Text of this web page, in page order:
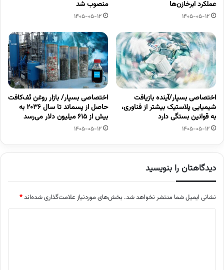
عملکرد ابرخازن‌ها
1405-05-12
منصوب شد
1405-05-12
اختصاصی بسپار/آینده بازیافت
شیمیایی پلاستیک بیشتر از فناوری،
به قوانین بستگی دارد
1405-05-12
اختصاصی بسپار/ بازار روغن تَف‌کافت
حاصل از پسماند تا سال ۲۰۳۶ به
بیش از ۶۱۵ میلیون دلار می‌رسد
1405-05-12
دیدگاهتان را بنویسید
نشانی ایمیل شما منتشر نخواهد شد. بخش‌های موردنیاز علامت‌گذاری شده‌اند*